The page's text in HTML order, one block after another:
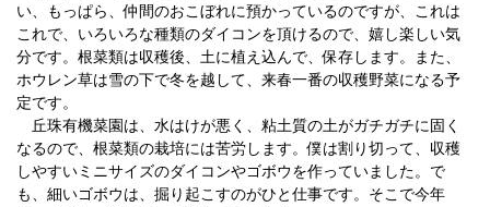
い、もっぱら、仲間のおこぼれに預かっているのですが、これは
これで、いろいろな種類のダイコンを頂けるので、嬉し楽しい気
分です。根菜類は収穫後、土に植え込んで、保存します。また、
ホウレン草は雪の下で冬を越して、来春一番の収穫野菜になる予
定です。
丘珠有機菜園は、水はけが悪く、粘土質の土がガチガチに固く
なるので、根菜類の栽培には苦労します。僕は割り切って、収穫
しやすいミニサイズのダイコンやゴボウを作っていました。で
も、細いゴボウは、掘り起こすのがひと仕事です。そこで今年